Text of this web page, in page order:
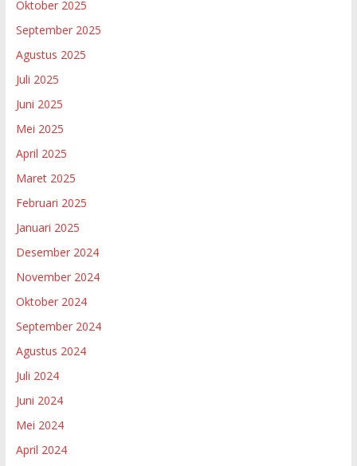
Oktober 2025
September 2025
Agustus 2025
Juli 2025
Juni 2025
Mei 2025
April 2025
Maret 2025
Februari 2025
Januari 2025
Desember 2024
November 2024
Oktober 2024
September 2024
Agustus 2024
Juli 2024
Juni 2024
Mei 2024
April 2024